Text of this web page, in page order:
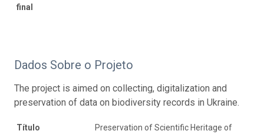
final
Dados Sobre o Projeto
The project is aimed on collecting, digitalization and
preservation of data on biodiversity records in Ukraine.
Título
Preservation of Scientific Heritage of